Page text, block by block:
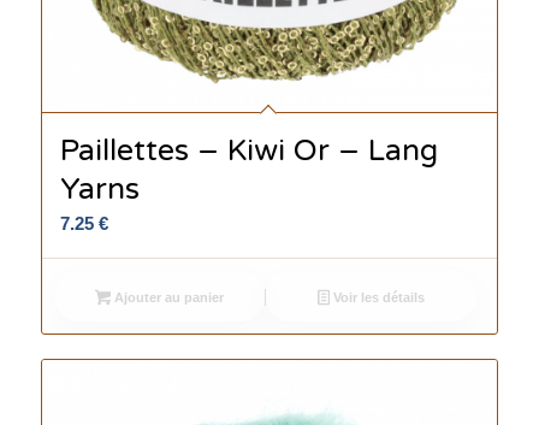
Paillettes – Kiwi Or – Lang
Yarns
7.25 €
Ajouter au panier Voir les détails